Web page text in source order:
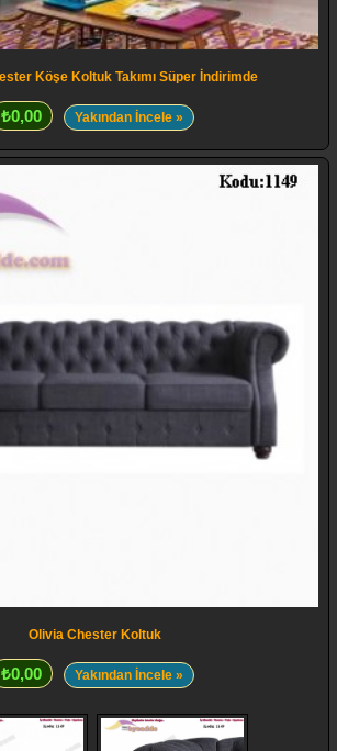
Köşe Koltuk Takımı Süper İndirimde
₺0,00 Yakından İncele »
Olivia Chester Koltuk
₺0,00 Yakından İncele »